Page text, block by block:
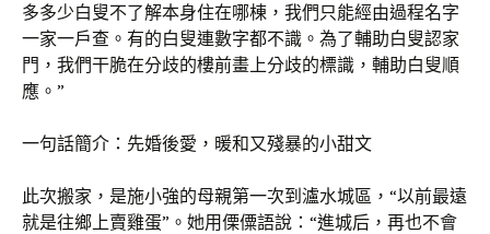
多多少白叟不了解本身住在哪棟，我們只能經由過程名字
一家一戶查。有的白叟連數字都不識。為了輔助白叟認家
門，我們干脆在分歧的樓前畫上分歧的標識，輔助白叟順
應。”
一句話簡介：先婚後愛，暖和又殘暴的小甜文
此次搬家，是施小強的母親第一次到瀘水城區，“以前最遠
就是往鄉上賣雞蛋”。她用傈僳語說：“進城后，再也不會